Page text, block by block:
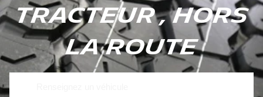
Tracteur , Hors
la route